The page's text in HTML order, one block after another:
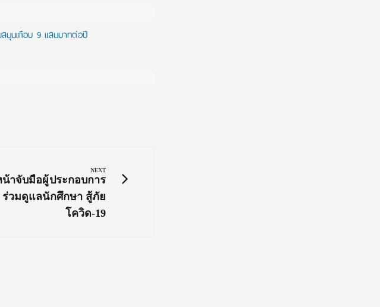
สนุนเกือบ 9 แสนบาทต่อปี
NEXT
าจับมือผู้ประกอบการ
ร่วมดูแลนักศึกษา สู้ภัย
โควิด-19